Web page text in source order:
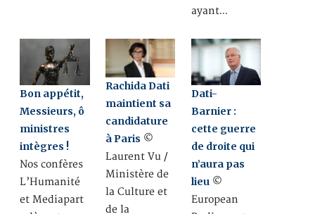
ayant…
Bon appétit,
Messieurs, ô
ministres
intègres !
Nos confères
L’Humanité
et Mediapart
Rachida Dati
maintient sa
candidature
à Paris ©
Laurent Vu /
Ministère de
la Culture et
de la
Dati-
Barnier :
cette guerre
de droite qui
n’aura pas
lieu ©
European